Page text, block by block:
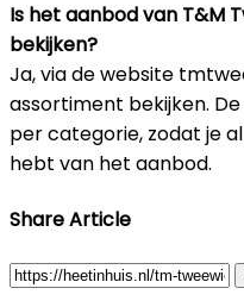
Is het aanbod van T&M
bekijken?
Ja, via de website
assortiment bekijken.
per categorie, zodat je
hebt van het aanbod.
Share Article